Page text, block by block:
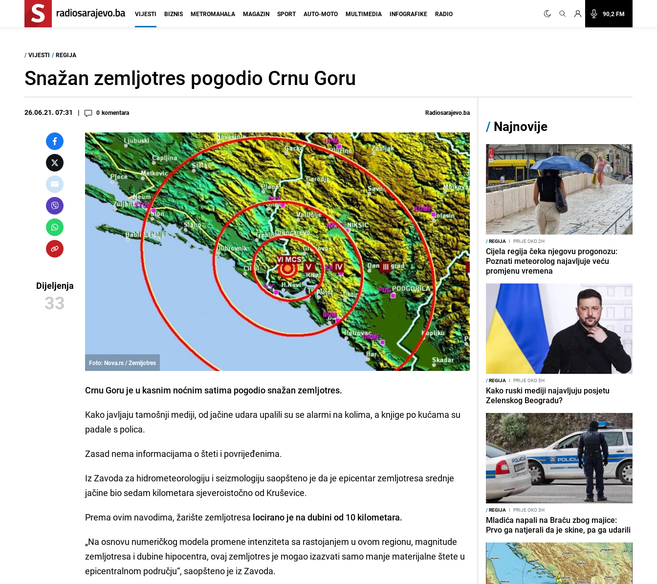
90,2 FM
VIJESTI BIZNIS METROMAHALA MAGAZIN SPORT AUTO-MOTO MULTIMEDIA INFOGRAFIKE RADIO
/ VIJESTI / REGIJA
Snažan zemljotres pogodio Crnu Goru
26.06.21. 07:31 0 komentara Radiosarajevo.ba
Dijeljenja
33
Foto: Nova.rs / Zemljotres
Crnu Goru je u kasnim noćnim satima pogodio snažan zemljotres.
Kako javljaju tamošnji mediji, od jačine udara upalili su se alarmi na kolima, a knjige po kućama su
padale s polica.
Zasad nema informacijama o šteti i povrijeđenima.
Iz Zavoda za hidrometeorologiju i seizmologiju saopšteno je da je epicentar zemljotresa srednje
jačine bio sedam kilometara sjeveroistočno od Kruševice.
Prema ovim navodima, žarište zemljotresa locirano je na dubini od 10 kilometara.
„Na osnovu numeričkog modela promene intenziteta sa rastojanjem u ovom regionu, magnitude
zemljotresa i dubine hipocentra, ovaj zemljotres je mogao izazvati samo manje materijalne štete u
epicentralnom području“, saopšteno je iz Zavoda.
/ Najnovije
/REGIJA I PRIJE OKO 2H
Cijela regija čeka njegovu progonozu:
Poznati meteorolog najavljuje veću
promjenu vremena
/REGIJA I PRIJE OKO 3H
Kako ruski mediji najavljuju posjetu
Zelenskog Beogradu?
/REGIJA I PRIJE OKO 3H
Mladića napali na Braču zbog majice:
Prvo ga natjerali da je skine, pa ga udarili